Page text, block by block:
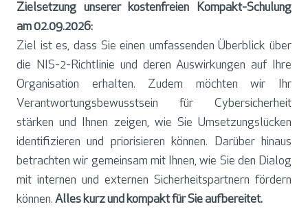
Zielsetzung unserer kostenfreien Kompakt-Schulung
am 02.09.2026:
Ziel ist es, dass Sie einen umfassenden Überblick über
die NIS-2-Richtlinie und deren Auswirkungen auf Ihre
Organisation erhalten. Zudem möchten wir Ihr
Verantwortungsbewusstsein für Cybersicherheit
stärken und Ihnen zeigen, wie Sie Umsetzungslücken
identifizieren und priorisieren können. Darüber hinaus
betrachten wir gemeinsam mit Ihnen, wie Sie den Dialog
mit internen und externen Sicherheitspartnern fördern
können. Alles kurz und kompakt für Sie aufbereitet.